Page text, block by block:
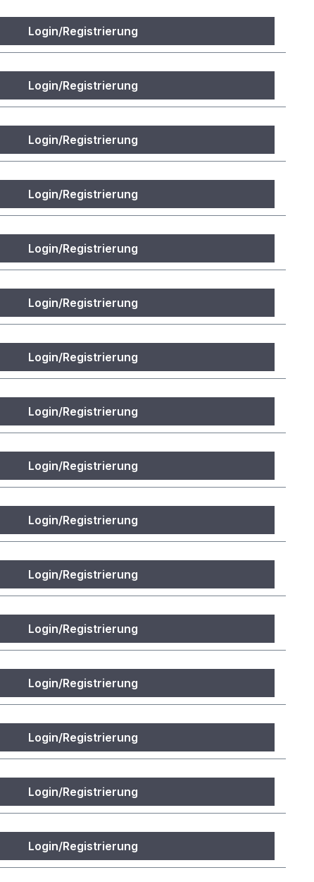
Login/Registrierung
Login/Registrierung
Login/Registrierung
Login/Registrierung
Login/Registrierung
Login/Registrierung
Login/Registrierung
Login/Registrierung
Login/Registrierung
Login/Registrierung
Login/Registrierung
Login/Registrierung
Login/Registrierung
Login/Registrierung
Login/Registrierung
Login/Registrierung